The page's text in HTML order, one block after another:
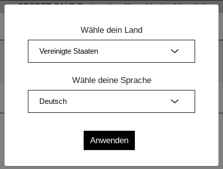
Wir verwenden Cookies. Mit der weiteren Nutzung unserer
SECRET SALE Registration für exklusive Vorteile!
| Sofa moule-2 medium
Wähle dein Land
Wähle deine Sprache